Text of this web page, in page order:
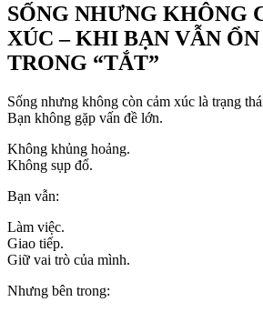
SỐNG NHƯNG KHÔNG
XÚC – KHI BẠN VẪN
TRONG “TẮT”
Sống nhưng không còn cảm xúc là trạng
Bạn không gặp vấn đề lớn.
Không khủng hoảng.
Không sụp đổ.
Bạn vẫn:
Làm việc.
Giao tiếp.
Giữ vai trò của mình.
Nhưng bên trong: